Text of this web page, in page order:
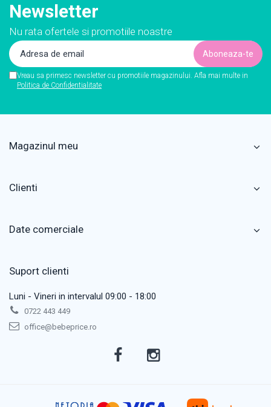
Newsletter
Nu rata ofertele si promotiile noastre
Vreau sa primesc newsletter cu promotiile magazinului. Afla mai multe in
Politica de Confidentialitate
Magazinul meu
Clienti
Date comerciale
Suport clienti
Luni - Vineri in intervalul 09:00 - 18:00
0722 443 449
office@bebeprice.ro